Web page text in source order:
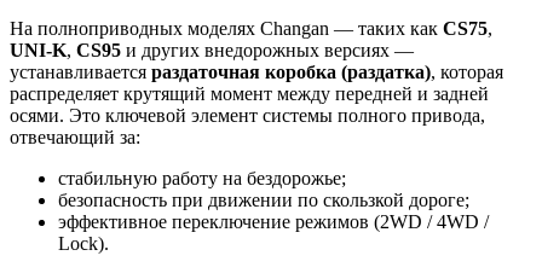
На полноприводных моделях Changan — таких как CS75,
UNI-K, CS95 и других внедорожных версиях —
устанавливается раздаточная коробка (раздатка), которая
распределяет крутящий момент между передней и задней
осями. Это ключевой элемент системы полного привода,
отвечающий за:
стабильную работу на бездорожье;
безопасность при движении по скользкой дороге;
эффективное переключение режимов (2WD / 4WD /
Lock).